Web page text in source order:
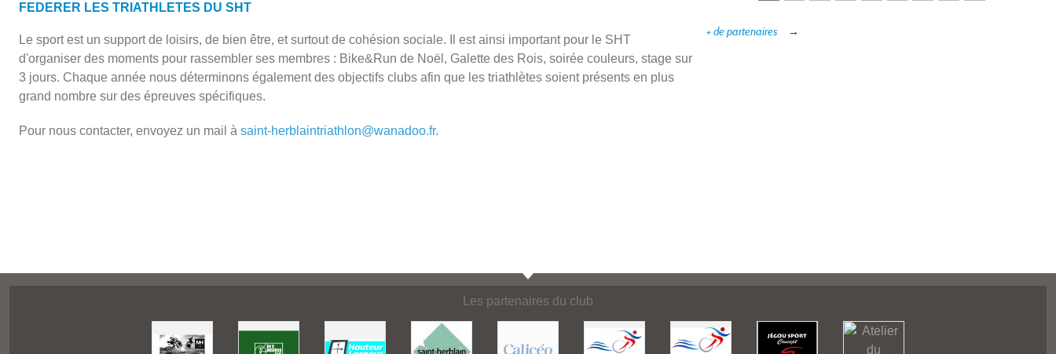
FEDERER LES TRIATHLETES DU SHT
Le sport est un support de loisirs, de bien être, et surtout de cohésion sociale. Il est ainsi important pour le SHT
d'organiser des moments pour rassembler ses membres : Bike&Run de Noël, Galette des Rois, soirée couleurs, stage sur
3 jours. Chaque année nous déterminons également des objectifs clubs afin que les triathlètes soient présents en plus
grand nombre sur des épreuves spécifiques.
Pour nous contacter, envoyez un mail à saint-herblaintriathlon@wanadoo.fr.
+ de partenaires
Les partenaires du club